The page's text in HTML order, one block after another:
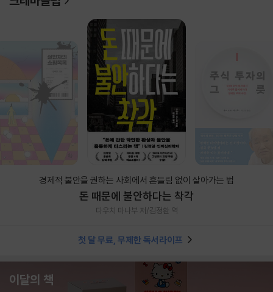
경제적 불안을 권하는 사회에서 흔들림 없이 살아가는 법
돈 때문에 불안하다는 착각
다우치 마나부 저/김정환 역
첫 달 무료, 무제한 독서라이프
이달의 책